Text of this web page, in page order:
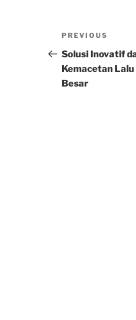
Post
Previous
Post
PREVIOUS
Solusi Inovatif
Kemacetan
Besar